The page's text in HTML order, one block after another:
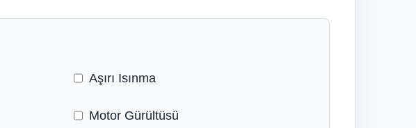
Aşırı Isınma
Motor Gürültüsü